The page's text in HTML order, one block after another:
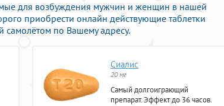
для возбуждения мужчин и женщин в нашей
приобрести онлайн действующие таблетки
самолётом по Вашему адресу.
Сиалис
20 мг
Самый долгоиграющий
препарат. Эффект до 36 часов.